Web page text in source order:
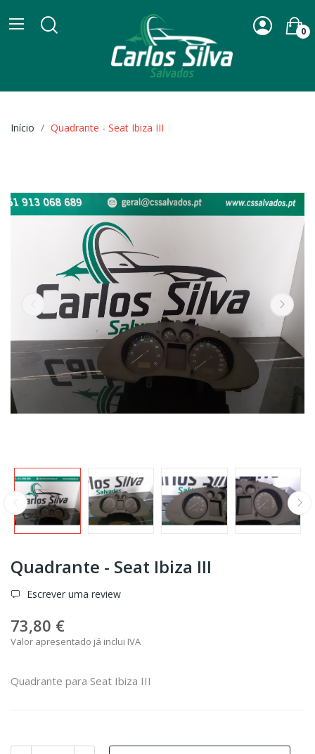
0
Início Quadrante - Seat Ibiza III
Quadrante - Seat Ibiza III
Escrever uma review
73,80 €
Valor apresentado já inclui IVA
Quadrante para Seat Ibiza III